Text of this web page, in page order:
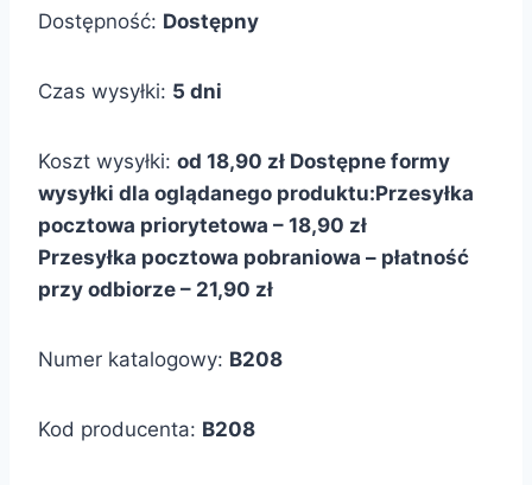
Dostępność: Dostępny
Czas wysyłki: 5 dni
Koszt wysyłki: od 18,90 zł Dostępne formy
wysyłki dla oglądanego produktu:Przesyłka
pocztowa priorytetowa – 18,90 zł
Przesyłka pocztowa pobraniowa – płatność
przy odbiorze – 21,90 zł
Numer katalogowy: B208
Kod producenta: B208